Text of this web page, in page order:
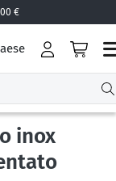
€
inox